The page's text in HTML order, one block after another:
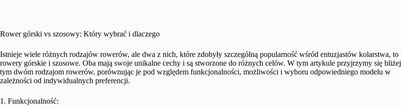
Rower górski vs szosowy: Który wybrać i dlaczego
Istnieje wiele różnych rodzajów rowerów, ale dwa z nich, które zdobyły szczególną popularność wśród entuzjastów kolarstwa, to
rowery górskie i szosowe. Oba mają swoje unikalne cechy i są stworzone do różnych celów. W tym artykule przyjrzymy się bliżej
tym dwóm rodzajom rowerów, porównując je pod względem funkcjonalności, możliwości i wyboru odpowiedniego modelu w
zależności od indywidualnych preferencji.
1. Funkcjonalność: